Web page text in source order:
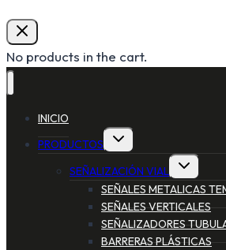
No products in the cart.
INICIO
PRODUCTOS
SEÑALIZACIÓN VIAL
SEÑALES METALICAS
SEÑALES VERTICALES
SEÑALIZADORES
BARRERAS PLÁSTICAS